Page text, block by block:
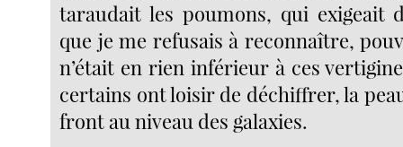
taraudait les poumons, qui exigeait
que je me refusais à reconnaître,
n’était en rien inférieur à ces
certains ont loisir de déchiffrer, la
front au niveau des galaxies.